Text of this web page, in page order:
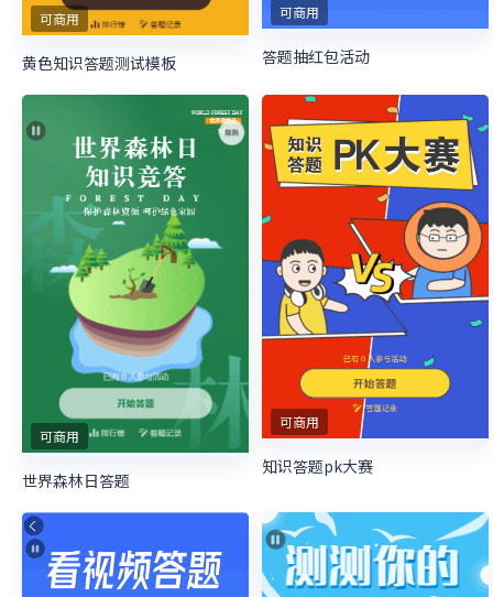
可商用
黄色知识答题测试模板
可商用
答题抽红包活动
可商用
世界森林日答题
可商用
知识答题pk大赛